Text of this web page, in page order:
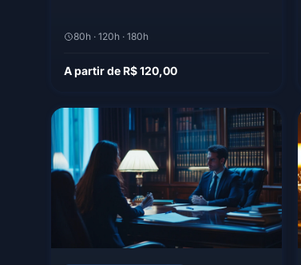
80h · 120h · 180h
A partir de R$ 120,00